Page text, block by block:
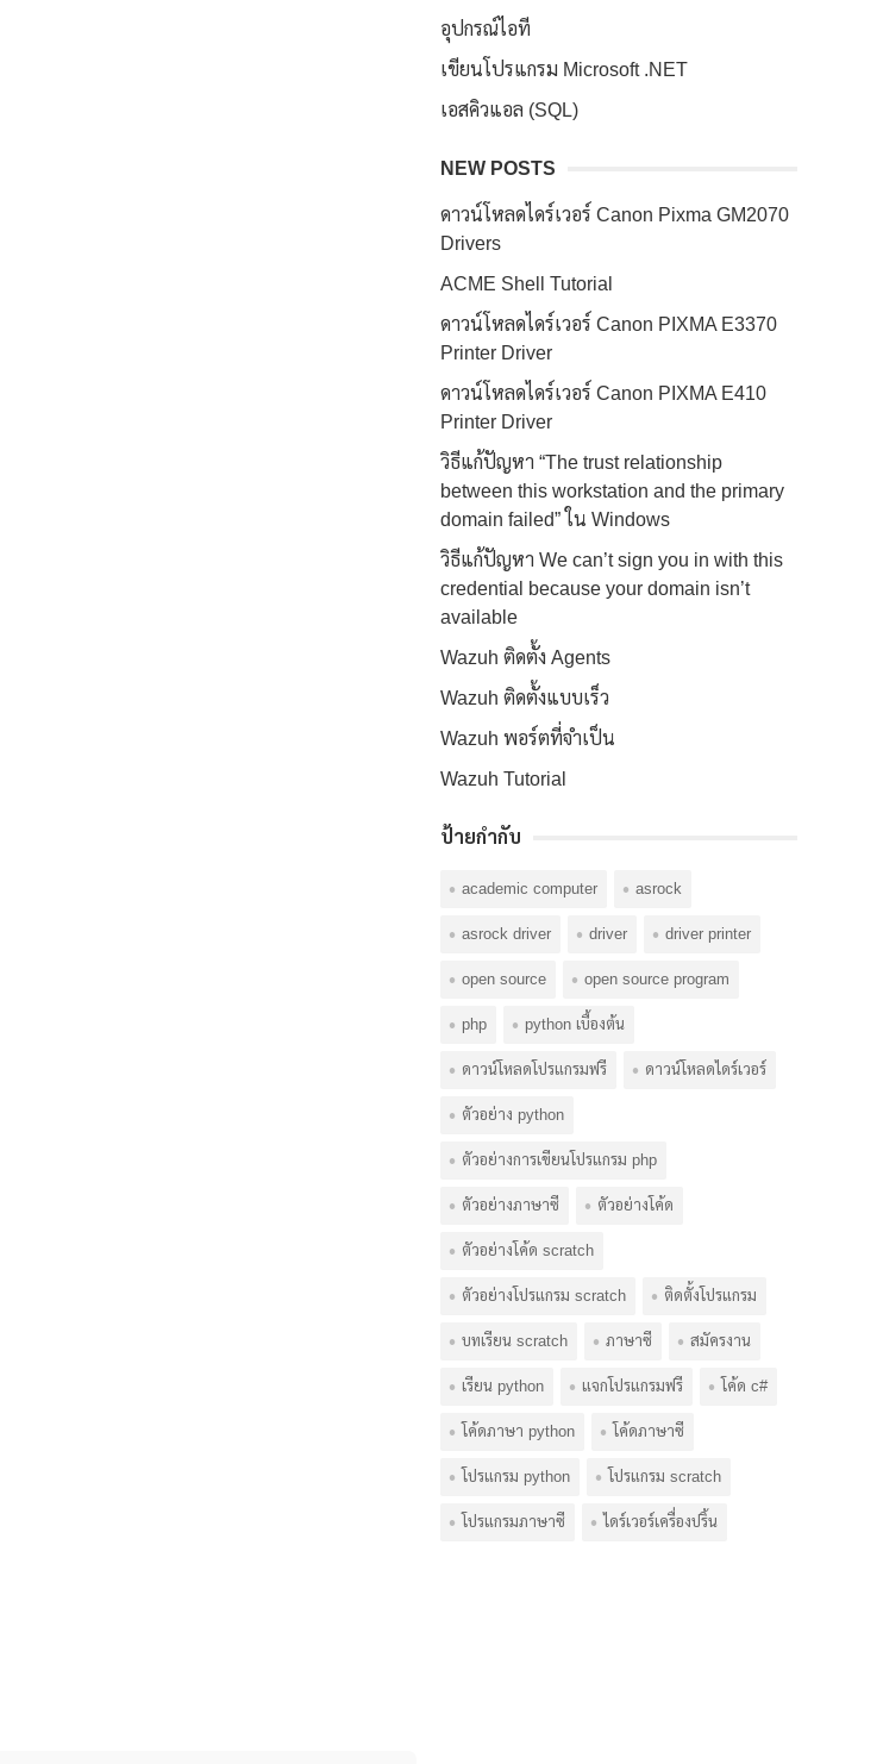
อุปกรณ์ไอที
เขียนโปรแกรม Microsoft .NET
เอสคิวแอล (SQL)
NEW POSTS
ดาวน์โหลดไดร์เวอร์ Canon Pixma GM2070
Drivers
ACME Shell Tutorial
ดาวน์โหลดไดร์เวอร์ Canon PIXMA E3370
Printer Driver
ดาวน์โหลดไดร์เวอร์ Canon PIXMA E410
Printer Driver
วิธีแก้ปัญหา “The trust relationship
between this workstation and the primary
domain failed” ใน Windows
วิธีแก้ปัญหา We can’t sign you in with this
credential because your domain isn’t
available
Wazuh ติดตั้ง Agents
Wazuh ติดตั้งแบบเร็ว
Wazuh พอร์ตที่จำเป็น
Wazuh Tutorial
ป้ายกำกับ
academic computer asrock
asrock driver driver driver printer
open source open source program
php python เบื้องต้น
ดาวน์โหลดโปรแกรมฟรี ดาวน์โหลดไดร์เวอร์
ตัวอย่าง python
ตัวอย่างการเขียนโปรแกรม php
ตัวอย่างภาษาซี ตัวอย่างโค้ด
ตัวอย่างโค้ด scratch
ตัวอย่างโปรแกรม scratch ติดตั้งโปรแกรม
บทเรียน scratch ภาษาซี สมัครงาน
เรียน python แจกโปรแกรมฟรี โค้ด c#
โค้ดภาษา python โค้ดภาษาซี
โปรแกรม python โปรแกรม scratch
โปรแกรมภาษาซี ไดร์เวอร์เครื่องปริ้น